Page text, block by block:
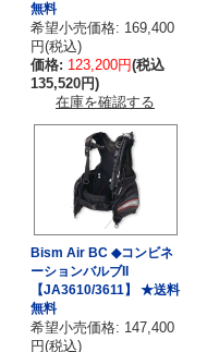
無料
希望小売価格: 169,400
円(税込)
価格: 123,200円(税込
135,520円)
在庫を確認する
Bism Air BC ◆コンビネ
ーションバルブII
【JA3610/3611】 ★送料
無料
希望小売価格: 147,400
円(税込)